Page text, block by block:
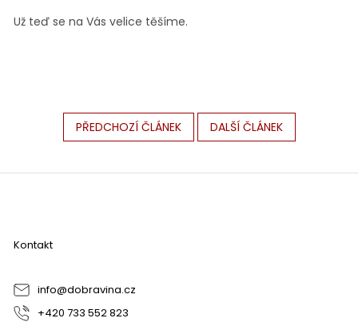
Už teď se na Vás velice těšíme.
PŘEDCHOZÍ ČLÁNEK DALŠÍ ČLÁNEK
Z
Kontakt
info@dobravina.cz
+420 733 552 823